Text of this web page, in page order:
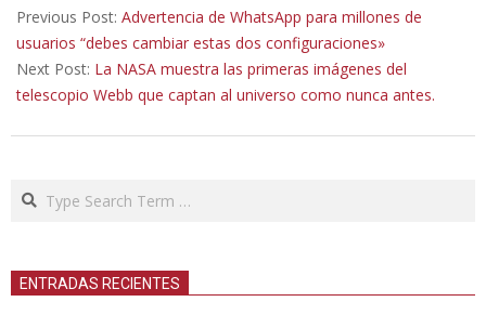
07-
10
Previous Post: Advertencia de WhatsApp para millones de
usuarios “debes cambiar estas dos configuraciones»
Next Post: La NASA muestra las primeras imágenes del
telescopio Webb que captan al universo como nunca antes.
Search
ENTRADAS RECIENTES